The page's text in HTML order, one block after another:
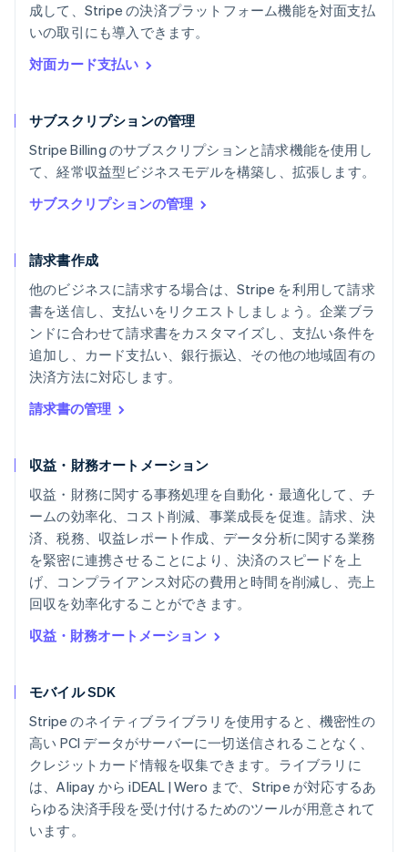
成して、Stripe の決済プラットフォーム機能を対面支払
いの取引にも導入できます。
対面カード支払い
サブスクリプションの管理
Stripe Billing のサブスクリプションと請求機能を使用し
て、経常収益型ビジネスモデルを構築し、拡張します。
サブスクリプションの管理
請求書作成
他のビジネスに請求する場合は、Stripe を利用して請求
書を送信し、支払いをリクエストしましょう。企業ブラ
ンドに合わせて請求書をカスタマイズし、支払い条件を
追加し、カード支払い、銀行振込、その他の地域固有の
決済方法に対応します。
請求書の管理
収益・財務オートメーション
収益・財務に関する事務処理を自動化・最適化して、チ
ームの効率化、コスト削減、事業成長を促進。請求、決
済、税務、収益レポート作成、データ分析に関する業務
を緊密に連携させることにより、決済のスピードを上
げ、コンプライアンス対応の費用と時間を削減し、売上
回収を効率化することができます。
収益・財務オートメーション
モバイル SDK
Stripe のネイティブライブラリを使用すると、機密性の
高い PCI データがサーバーに一切送信されることなく、
クレジットカード情報を収集できます。ライブラリに
は、Alipay から iDEAL | Wero まで、Stripe が対応するあ
らゆる決済手段を受け付けるためのツールが用意されて
います。